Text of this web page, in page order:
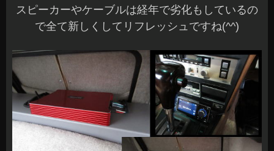
スピーカーやケーブルは経年で劣化もしているの
で全て新しくしてリフレッシュですね(^^)